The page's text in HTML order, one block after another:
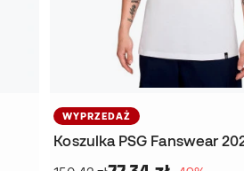
WYPRZEDAŻ
Koszulka PSG Fanswear